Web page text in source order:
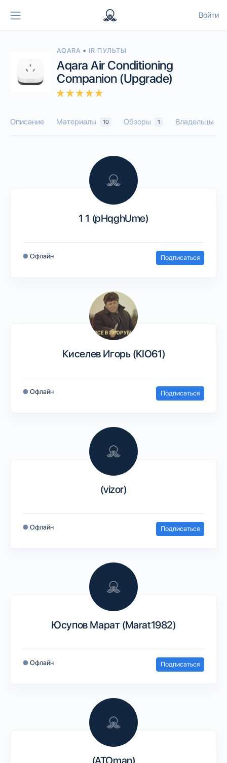
Войти
AQARA • IR ПУЛЬТЫ
Aqara Air Conditioning
Companion (Upgrade)
Описание Материалы 10 Обзоры 1 Владельцы
1 1 (pHqghUme)
● Офлайн Подписаться
Киселев Игорь (KIO61)
● Офлайн Подписаться
(vizor)
● Офлайн Подписаться
Юсупов Марат (Marat1982)
● Офлайн Подписаться
(ATOman)